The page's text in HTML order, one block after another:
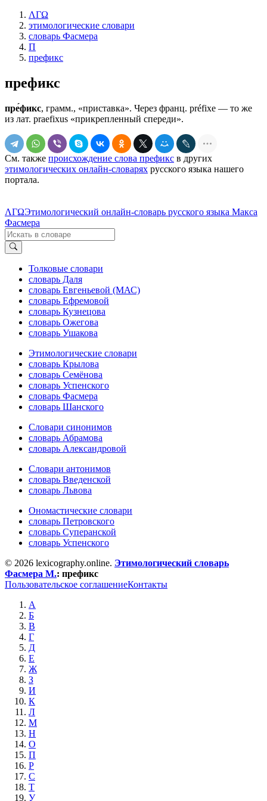
ΛΓΩ
этимологические словари
словарь Фасмера
П
префикс
префикс
пре́фикс, грамм., «приставка». Через франц. préfiхe — то же
из лат. рrаеfiхus «прикрепленный спереди».
См. также происхождение слова префикс в других
этимологических онлайн-словарях русского языка нашего
портала.
ΛΓΩЭтимологический онлайн-словарь русского языка Макса
Фасмера
Толковые словари
словарь Даля
словарь Евгеньевой (МАС)
словарь Ефремовой
словарь Кузнецова
словарь Ожегова
словарь Ушакова
Этимологические словари
словарь Крылова
словарь Семёнова
словарь Успенского
словарь Фасмера
словарь Шанского
Словари синонимов
словарь Абрамова
словарь Александровой
Словари антонимов
словарь Введенской
словарь Львова
Ономастические словари
словарь Петровского
словарь Суперанской
словарь Успенского
© 2026 lexicography.online. Этимологический словарь
Фасмера М.: префикс
Пользовательское соглашениеКонтакты
А
Б
В
Г
Д
Е
Ж
З
И
К
Л
М
Н
О
П
Р
С
Т
У